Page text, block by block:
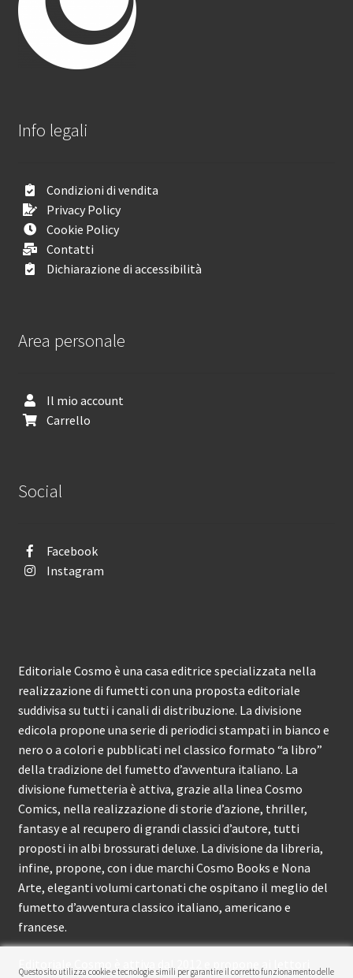
Info legali
Condizioni di vendita
Privacy Policy
Cookie Policy
Contatti
Dichiarazione di accessibilità
Area personale
Il mio account
Carrello
Social
Facebook
Instagram
Editoriale Cosmo è una casa editrice specializzata nella
realizzazione di fumetti con una proposta editoriale
suddivisa su tutti i canali di distribuzione. La divisione
edicola propone una serie di periodici stampati in bianco e
nero o a colori e pubblicati nel classico formato “a libro”
della tradizione del fumetto d’avventura italiano. La
divisione fumetteria è attiva, grazie alla linea Cosmo
Comics, nella realizzazione di storie d’azione, thriller,
fantasy e al recupero di grandi classici d’autore, tutti
proposti in albi brossurati deluxe. La divisione da libreria,
infine, propone, con i due marchi Cosmo Books e Nona
Arte, eleganti volumi cartonati che ospitano il meglio del
fumetto d’avventura classico italiano, americano e
francese.
Editoriale Cosmo è attiva dal 2012 e propone ai lettori
Questo sito utilizza cookie e tecnologie simili per garantire il corretto funzionamento delle